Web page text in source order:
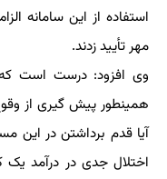
استفاده از این سامانه
مهر تأیید زدند.
وی افزود: درست است
همینطور پیش گیری از
آیا قدم برداشتن در این
اختلال جدی در درآمد یک